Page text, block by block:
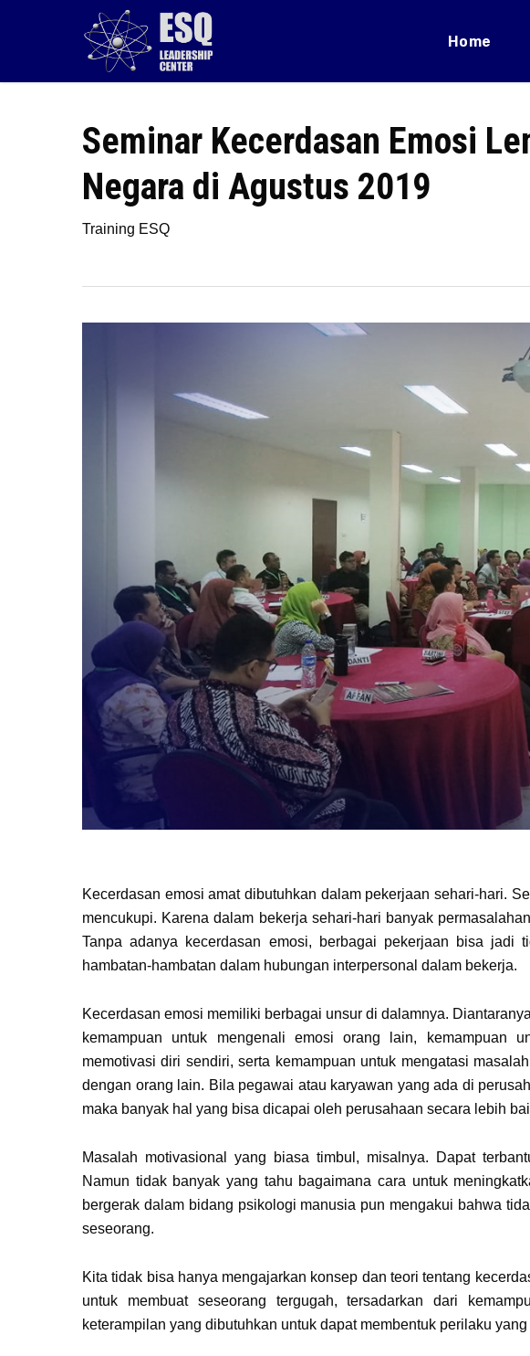
content
Home
Seminar Kecerdasan Emosi
Negara di Agustus 2019
Training ESQ
Kecerdasan emosi amat dibutuhkan dalam pekerjaan sehari-hari.
mencukupi. Karena dalam bekerja sehari-hari banyak
Tanpa adanya kecerdasan emosi, berbagai pekerjaan bisa jadi
hambatan-hambatan dalam hubungan interpersonal dalam bekerja.
Kecerdasan emosi memiliki berbagai unsur di dalamnya.
kemampuan untuk mengenali emosi orang lain, kemampuan
memotivasi diri sendiri, serta kemampuan untuk mengatasi
dengan orang lain. Bila pegawai atau karyawan yang ada di
maka banyak hal yang bisa dicapai oleh perusahaan secara lebih
Masalah motivasional yang biasa timbul, misalnya. Dapat
Namun tidak banyak yang tahu bagaimana cara untuk
bergerak dalam bidang psikologi manusia pun mengakui bahwa
seseorang.
Kita tidak bisa hanya mengajarkan konsep dan teori tentang
untuk membuat seseorang tergugah, tersadarkan dari
keterampilan yang dibutuhkan untuk dapat membentuk perilaku